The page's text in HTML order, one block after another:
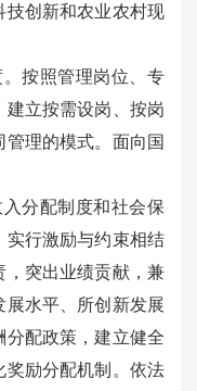
技创新和农业农村现
按照管理岗位、专
建立按需设岗、按岗
理的模式。面向国
分配制度和社会保
实行激励与约束相结
，突出业绩贡献，兼
展水平、所创新发展
配政策，建立健全
奖励分配机制。依法